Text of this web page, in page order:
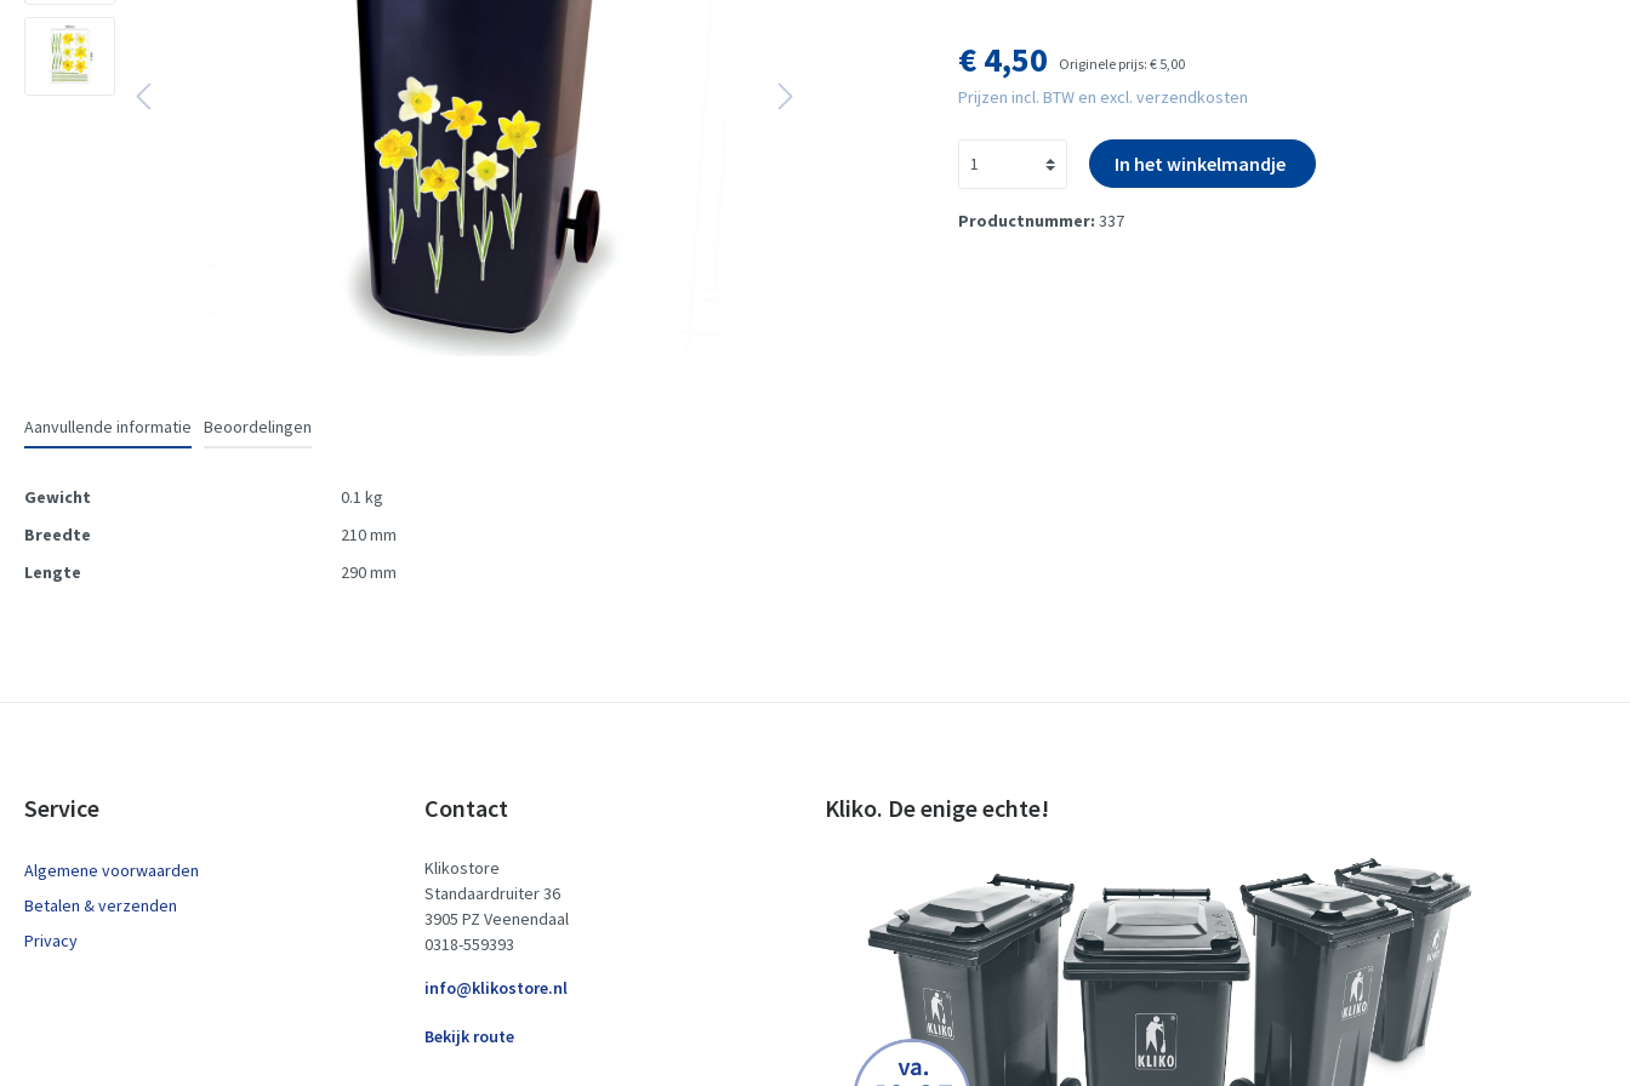
€ 4,50 Originele prijs: € 5,00
Prijzen incl. BTW en excl. verzendkosten
In het winkelmandje
Productnummer: 337
Aanvullende informatie Beoordelingen
Gewicht
0.1 kg
Breedte
210 mm
Lengte
290 mm
Service
Algemene voorwaarden
Betalen & verzenden
Privacy
Contact
Klikostore
Standaardruiter 36
3905 PZ Veenendaal
0318-559393
info@klikostore.nl
Bekijk route
Kliko. De enige echte!